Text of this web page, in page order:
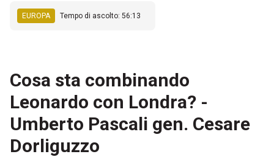
EUROPA Tempo di ascolto: 56:13
Cosa sta combinando
Leonardo con Londra? -
Umberto Pascali gen. Cesare
Dorliguzzo